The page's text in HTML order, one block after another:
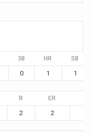
3B HR SB
0 1 1
R ER
2 2